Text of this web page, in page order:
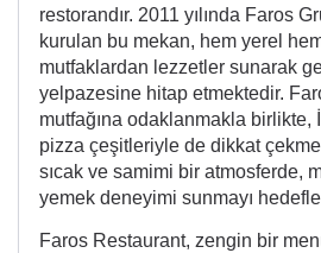
restorandır. 2011 yılında Faros
kurulan bu mekan, hem yerel
mutfaklardan lezzetler sunarak
yelpazesine hitap etmektedir.
mutfağına odaklanmakla birlikte,
pizza çeşitleriyle de dikkat
sıcak ve samimi bir atmosferde,
yemek deneyimi sunmayı
Faros Restaurant, zengin bir